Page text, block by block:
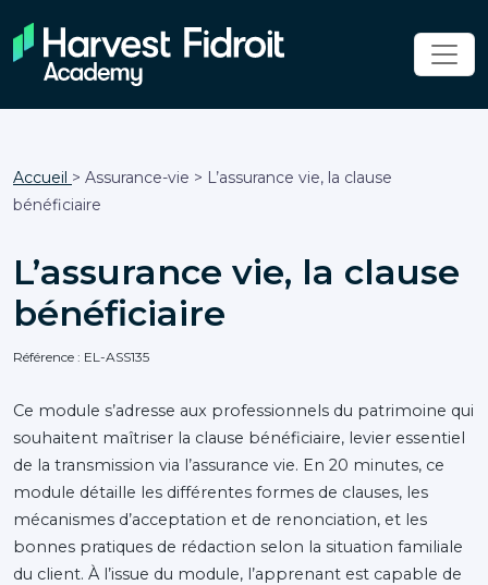
Accueil > Assurance-vie > L’assurance vie, la clause
bénéficiaire
L’assurance vie, la clause
bénéficiaire
Référence : EL-ASS135
Ce module s’adresse aux professionnels du patrimoine qui
souhaitent maîtriser la clause bénéficiaire, levier essentiel
de la transmission via l’assurance vie. En 20 minutes, ce
module détaille les différentes formes de clauses, les
mécanismes d’acceptation et de renonciation, et les
bonnes pratiques de rédaction selon la situation familiale
du client. À l’issue du module, l’apprenant est capable de